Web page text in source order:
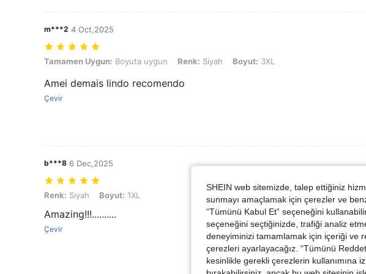
m***2 4 Oct,2025
Tamamen Uygun: Boyuta uygun, Renk: Siyah, Boyut: 3XL
Tamamen Uygun: Boyuta uygun Renk: Siyah Boyut: 3XL
Amei demais lindo recomendo
Çevir
b***8 6 Dec,2025
Renk: Siyah, Boyut: 1XL
Renk: Siyah Boyut: 1XL
Amazing!!!..........
Çevir
SHEIN web sitemizde, talep ettiğiniz
sunmayı amaçlamak için çerezler ve
“Tümünü Kabul Et” seçeneğini
seçeneğini seçtiğinizde, trafiği analiz
deneyiminizi tamamlamak için içeriği ve
çerezleri ayarlayacağız. “Tümünü
kesinlikle gerekli çerezlerin kullanımına